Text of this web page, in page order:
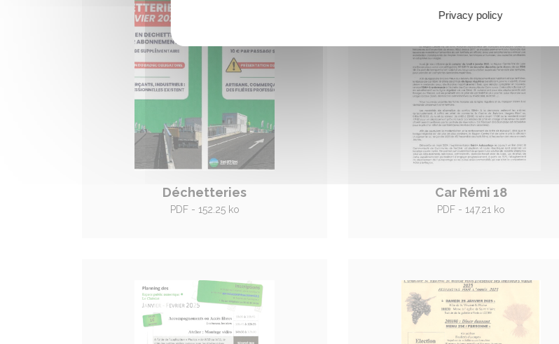
Déchetteries
PDF - 152.25 ko
Car Rémi 18
PDF - 147.21 ko
Privacy policy